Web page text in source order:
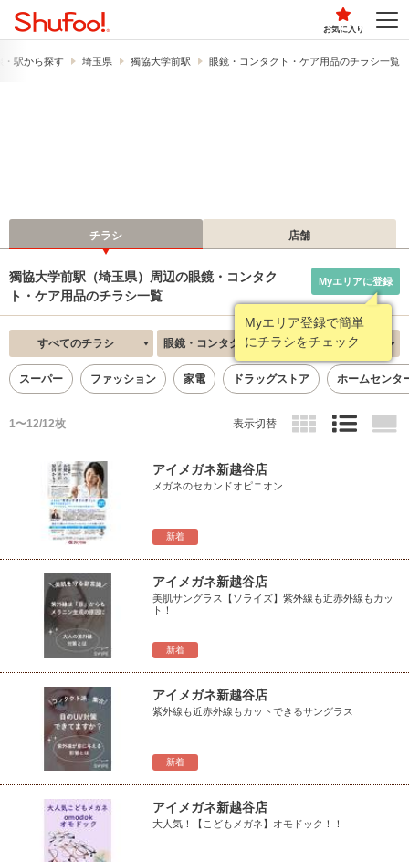
お気に入り
・駅から探す 埼玉県 獨協大学前駅 眼鏡・コンタクト・ケア用品のチラシ一覧
チラシ 店舗
獨協大学前駅（埼玉県）周辺の眼鏡・コンタク
ト・ケア用品のチラシ一覧
Myエリア登録で簡単
にチラシをチェック
Myエリアに登録
すべてのチラシ 眼鏡・コンタクト・ケア用品 新着順
スーパー ファッション 家電 ドラッグストア ホームセンタ
1〜12/12枚 表示切替
新着
アイメガネ新越谷店
メガネのセカンドオピニオン
新着
アイメガネ新越谷店
美肌サングラス【ソライズ】紫外線も近赤外線もカッ
ト！
新着
アイメガネ新越谷店
紫外線も近赤外線もカットできるサングラス
アイメガネ新越谷店
大人気！【こどもメガネ】オモドック！！